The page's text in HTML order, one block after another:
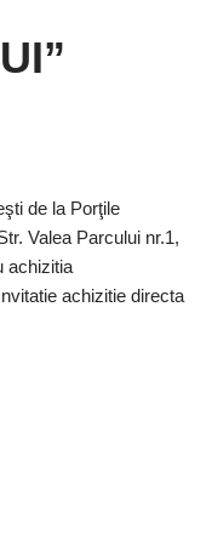
de la Porţile
Valea Parcului nr.1,
achizitia
achizitie directa